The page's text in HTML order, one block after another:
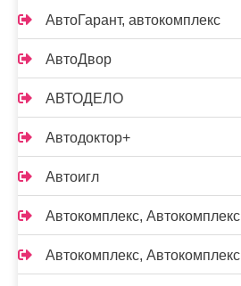
АвтоГарант, автокомплекс
АвтоДвор
АВТОДЕЛО
Автодоктор+
Автоигл
Автокомплекс, Автокомплекс
Автокомплекс, Автокомплекс